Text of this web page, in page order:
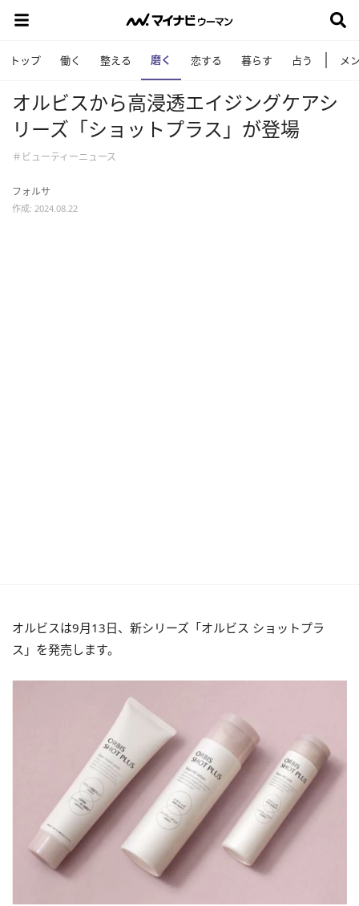
トップ 働く 整える 磨く 恋する 暮らす 占う メ
オルビスから高浸透エイジングケアシ
リーズ「ショットプラス」が登場
＃ビューティーニュース
フォルサ
作成: 2024.08.22
オルビスは9月13日、新シリーズ「オルビス ショットプラ
ス」を発売します。